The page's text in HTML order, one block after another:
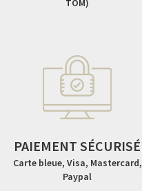
TOM)
PAIEMENT SÉCURISÉ
Carte bleue, Visa, Mastercard,
Paypal